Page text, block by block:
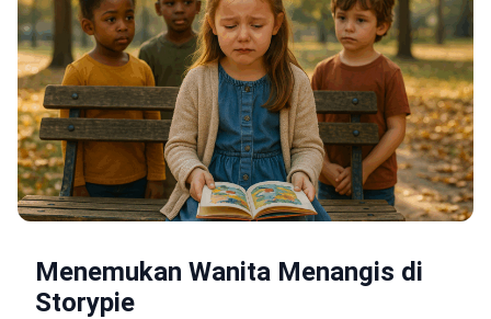
Menemukan Wanita Menangis di
Storypie